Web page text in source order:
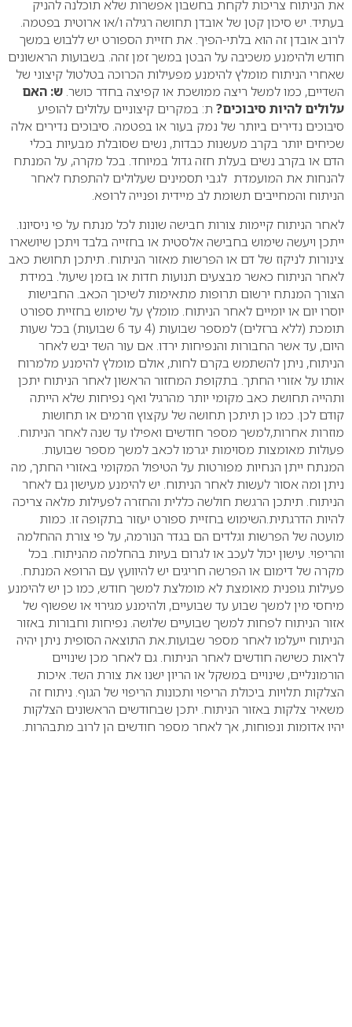
את הניתוח צריכות לקחת בחשבון אפשרות שלא תוכלנה להניק
בעתיד. יש סיכון קטן של אובדן תחושה רגילה ו/או ארוטית בפטמה.
לרוב אובדן זה הוא בלתי-הפיך. את חזיית הספורט יש ללבוש במשך
חודש ולהימנע משכיבה על הבטן במשך זמן זהה. בשבועות הראשונים
שאחרי הניתוח מומלץ להימנע מפעילות הכרוכה בטלטול קיצוני של
השדיים, כמו למשל ריצה ממושכת או קפיצה בחדר כושר. ש: האם
עלולים להיות סיבוכים? ת: במקרים קיצוניים עלולים להופיע
סיבוכים נדירים ביותר של נמק בעור או בפטמה. סיבוכים נדירים אלה
שכיחים יותר בקרב מעשנות כבדות, נשים שסובלת מבעיות בכלי
הדם או בקרב נשים בעלת חזה גדול במיוחד. בכל מקרה, על המנתח
להנחות את המועמדת לגבי תסמינים שעלולים להתפתח לאחר
הניתוח והמחייבים תשומת לב מיידית ופנייה לרופא.
לאחר הניתוח קיימות צורות חבישה שונות לכל מנתח על פי ניסיונו.
ייתכן ויעשה שימוש בחבישה אלסטית או בחזייה בלבד ויתכן שיושארו
צינורות לניקוז של דם או הפרשות מאזור הניתוח. תיתכן תחושת כאב
לאחר הניתוח כאשר מבצעים תנועות חדות או בזמן שיעול. במידת
הצורך המנתח ירשום תרופות מתאימות לשיכוך הכאב. החבישות
יוסרו יום או יומיים לאחר הניתוח. מומלץ על שימוש בחזיית ספורט
תומכת (ללא ברזלים) למספר שבועות (4 עד 6 שבועות) בכל שעות
היום, עד אשר החבורות והנפיחות ירדו. אם עור השד יבש לאחר
הניתוח, ניתן להשתמש בקרם לחות, אולם מומלץ להימנע מלמרוח
אותו על אזורי החתך. בתקופת המחזור הראשון לאחר הניתוח יתכן
ותהייה תחושת כאב מקומי יותר מהרגיל ואף נפיחות שלא הייתה
קודם לכן. כמו כן תיתכן תחושה של עקצוץ וזרמים או תחושות
מוזרות אחרות,למשך מספר חודשים ואפילו עד שנה לאחר הניתוח.
פעולות מאומצות מסוימות יגרמו לכאב למשך מספר שבועות.
המנתח ייתן הנחיות מפורטות על הטיפול המקומי באזורי החתך, מה
ניתן ומה אסור לעשות לאחר הניתוח. יש להימנע מעישון גם לאחר
הניתוח. תיתכן הרגשת חולשה כללית והחזרה לפעילות מלאה צריכה
להיות הדרגתית.השימוש בחזיית ספורט יעזור בתקופה זו. כמות
מועטה של הפרשות וגלדים הם בגדר הנורמה, על פי צורת ההחלמה
והריפוי. עישון יכול לעכב או לגרום בעיות בהחלמה מהניתוח. בכל
מקרה של דימום או הפרשה חריגים יש להיוועץ עם הרופא המנתח.
פעילות גופנית מאומצת לא מומלצת למשך חודש, כמו כן יש להימנע
מיחסי מין למשך שבוע עד שבועיים, ולהימנע מגירוי או שפשוף של
אזור הניתוח לפחות למשך שבועיים שלושה. נפיחות וחבורות באזור
הניתוח ייעלמו לאחר מספר שבועות.את התוצאה הסופית ניתן יהיה
לראות כשישה חודשים לאחר הניתוח. גם לאחר מכן שינויים
הורמונליים, שינויים במשקל או הריון ישנו את צורת השד. איכות
הצלקות תלויות ביכולת הריפוי ותכונות הריפוי של הגוף. ניתוח זה
משאיר צלקות באזור הניתוח. יתכן שבחודשים הראשונים הצלקות
יהיו אדומות ונפוחות, אך לאחר מספר חודשים הן לרוב מתבהרות.